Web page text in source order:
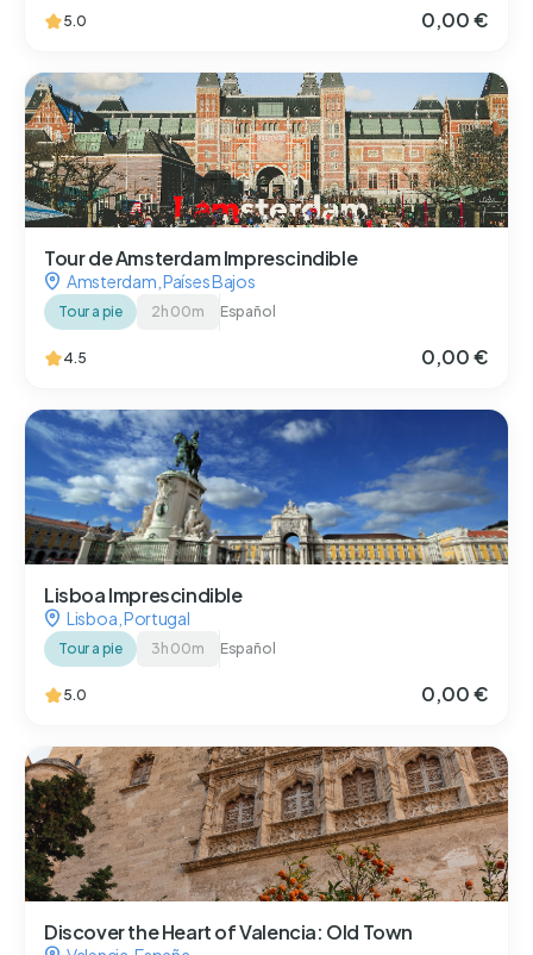
5.0 0,00 €
Tour de Amsterdam Imprescindible
Amsterdam Países Bajos
Tour a pie 2h 00m Español
4.5 0,00 €
Lisboa Imprescindible
Lisboa Portugal
Tour a pie 3h 00m Español
5.0 0,00 €
Discover the Heart of Valencia: Old Town